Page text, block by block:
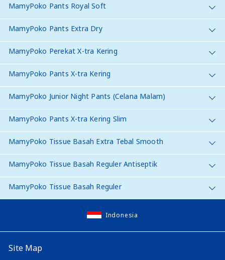
MamyPoko Pants Royal Soft
MamyPoko Pants Extra Dry
MamyPoko Perekat X-tra Kering
MamyPoko Pants X-tra Kering
MamyPoko Junior Night Pants (Celana Malam)
MamyPoko Pants X-tra Kering Slim
MamyPoko Tissue Basah Extra Tebal Smooth
MamyPoko Tissue Basah Reguler Antiseptik
MamyPoko Tissue Basah Reguler
Indonesia
Site Map